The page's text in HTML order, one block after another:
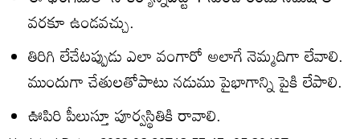
వరకూ ఉండవచ్చు.
తిరిగి లేచేటప్పుడు ఎలా వంగారో అలాగే నెమ్మదిగా లేవాలి.
ముందుగా చేతులతోపాటు నడుము పైభాగాన్ని పైకి లేపాలి.
ఊపిరి పీలుస్తూ పూర్వస్థితికి రావాలి.